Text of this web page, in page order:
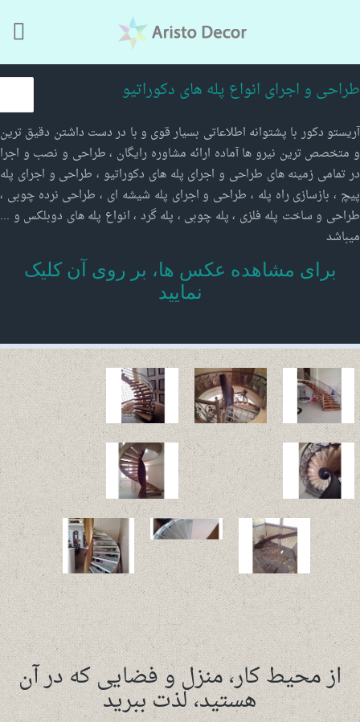
طراحی و اجرای انواع پله های دکوراتیو
آریستو دکور با پشتوانه اطلاعاتی بسیار قوی و با در دست داشتن دقیق ترین
و متخصص ترین نیرو ها آماده ارائه مشاوره رایگان ، طراحی و نصب و اجرا
در تمامی زمینه های طراحی و اجرای پله های دکوراتیو ، طراحی و اجرای پله
پیچ ، بازسازی راه پله ، طراحی و اجرای پله شیشه ای ، طراحی نرده چوبی ،
طراحی و ساخت پله فلزی ، پله چوبی ، پله گرد ، انواع پله های دوبلکس و ...
میباشد
برای مشاهده عکس ها، بر روی آن کلیک
نمایید
از محیط کار، منزل و فضایی که در آن
هستید، لذت ببرید